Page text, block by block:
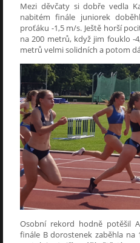
Mezi děvčaty si dobře vedla
nabitém finále juniorek
proťáku -1,5 m/s. Ještě horší
na 200 metrů, když jim fouklo -
metrů velmi solidních a potom
Osobní rekord hodně potěšil
finále B dorostenek zaběhla na